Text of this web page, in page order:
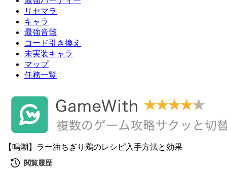
リセマラ
キャラ
最強音骸
コード引き換え
未実装キャラ
マップ
任務一覧
【鳴潮】ラー油ちぎり鶏のレシピ入手方法と効果